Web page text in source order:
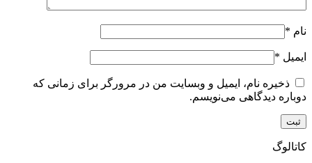
نام *
ایمیل *
ذخیره نام، ایمیل و وبسایت من در مرورگر برای زمانی که
دوباره دیدگاهی می‌نویسم.
کاتالوگ